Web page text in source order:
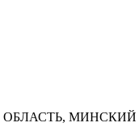
МИНСКИЙ